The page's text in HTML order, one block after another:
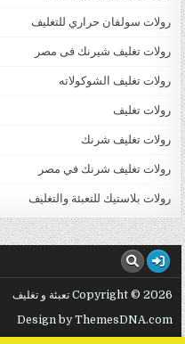
رولات سولفان حراري للتغليف
رولات تغليف شيرنك فى مصر
رولات تغليف الشوكولاته
رولات تغليف
رولات تغليف شرنك
رولات تغليف شرنك في مصر
رولات بلاستيك للتعبئة والتغليف
Copyright © 2026 تعبئة و تغليف
Design by ThemesDNA.com